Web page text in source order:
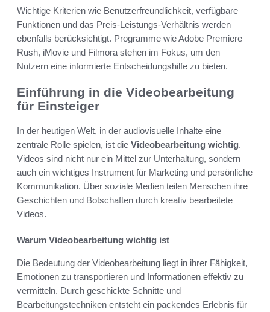
Wichtige Kriterien wie Benutzerfreundlichkeit, verfügbare
Funktionen und das Preis-Leistungs-Verhältnis werden
ebenfalls berücksichtigt. Programme wie Adobe Premiere
Rush, iMovie und Filmora stehen im Fokus, um den
Nutzern eine informierte Entscheidungshilfe zu bieten.
Einführung in die Videobearbeitung
für Einsteiger
In der heutigen Welt, in der audiovisuelle Inhalte eine
zentrale Rolle spielen, ist die Videobearbeitung wichtig.
Videos sind nicht nur ein Mittel zur Unterhaltung, sondern
auch ein wichtiges Instrument für Marketing und persönliche
Kommunikation. Über soziale Medien teilen Menschen ihre
Geschichten und Botschaften durch kreativ bearbeitete
Videos.
Warum Videobearbeitung wichtig ist
Die Bedeutung der Videobearbeitung liegt in ihrer Fähigkeit,
Emotionen zu transportieren und Informationen effektiv zu
vermitteln. Durch geschickte Schnitte und
Bearbeitungstechniken entsteht ein packendes Erlebnis für